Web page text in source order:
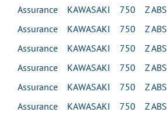
Assurance KAWASAKI 750 Z ABS
Assurance KAWASAKI 750 Z ABS
Assurance KAWASAKI 750 Z ABS
Assurance KAWASAKI 750 Z ABS
Assurance KAWASAKI 750 Z ABS
Assurance KAWASAKI 750 Z ABS